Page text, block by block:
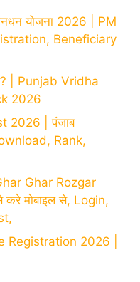
योजना 2026 | PM
Beneficiary
| Punjab Vridha
2026
2026 | पंजाब
Rank,
Ghar Rozgar
मोबाइल से, Login,
Registration 2026 |